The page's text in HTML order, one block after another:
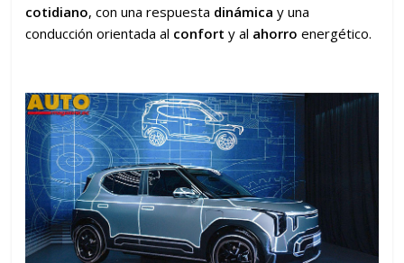
cotidiano, con una respuesta dinámica y una
conducción orientada al confort y al ahorro energético.